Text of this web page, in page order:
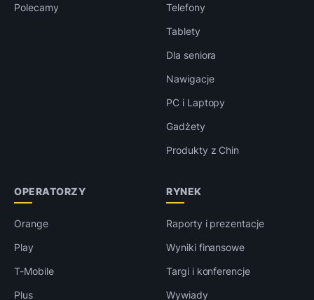
Polecamy
Telefony
Tablety
Dla seniora
Nawigacje
PC i Laptopy
Gadżety
Produkty z Chin
OPERATORZY
Orange
Play
T-Mobile
Plus
RYNEK
Raporty i prezentacje
Wyniki finansowe
Targi i konferencje
Wywiady